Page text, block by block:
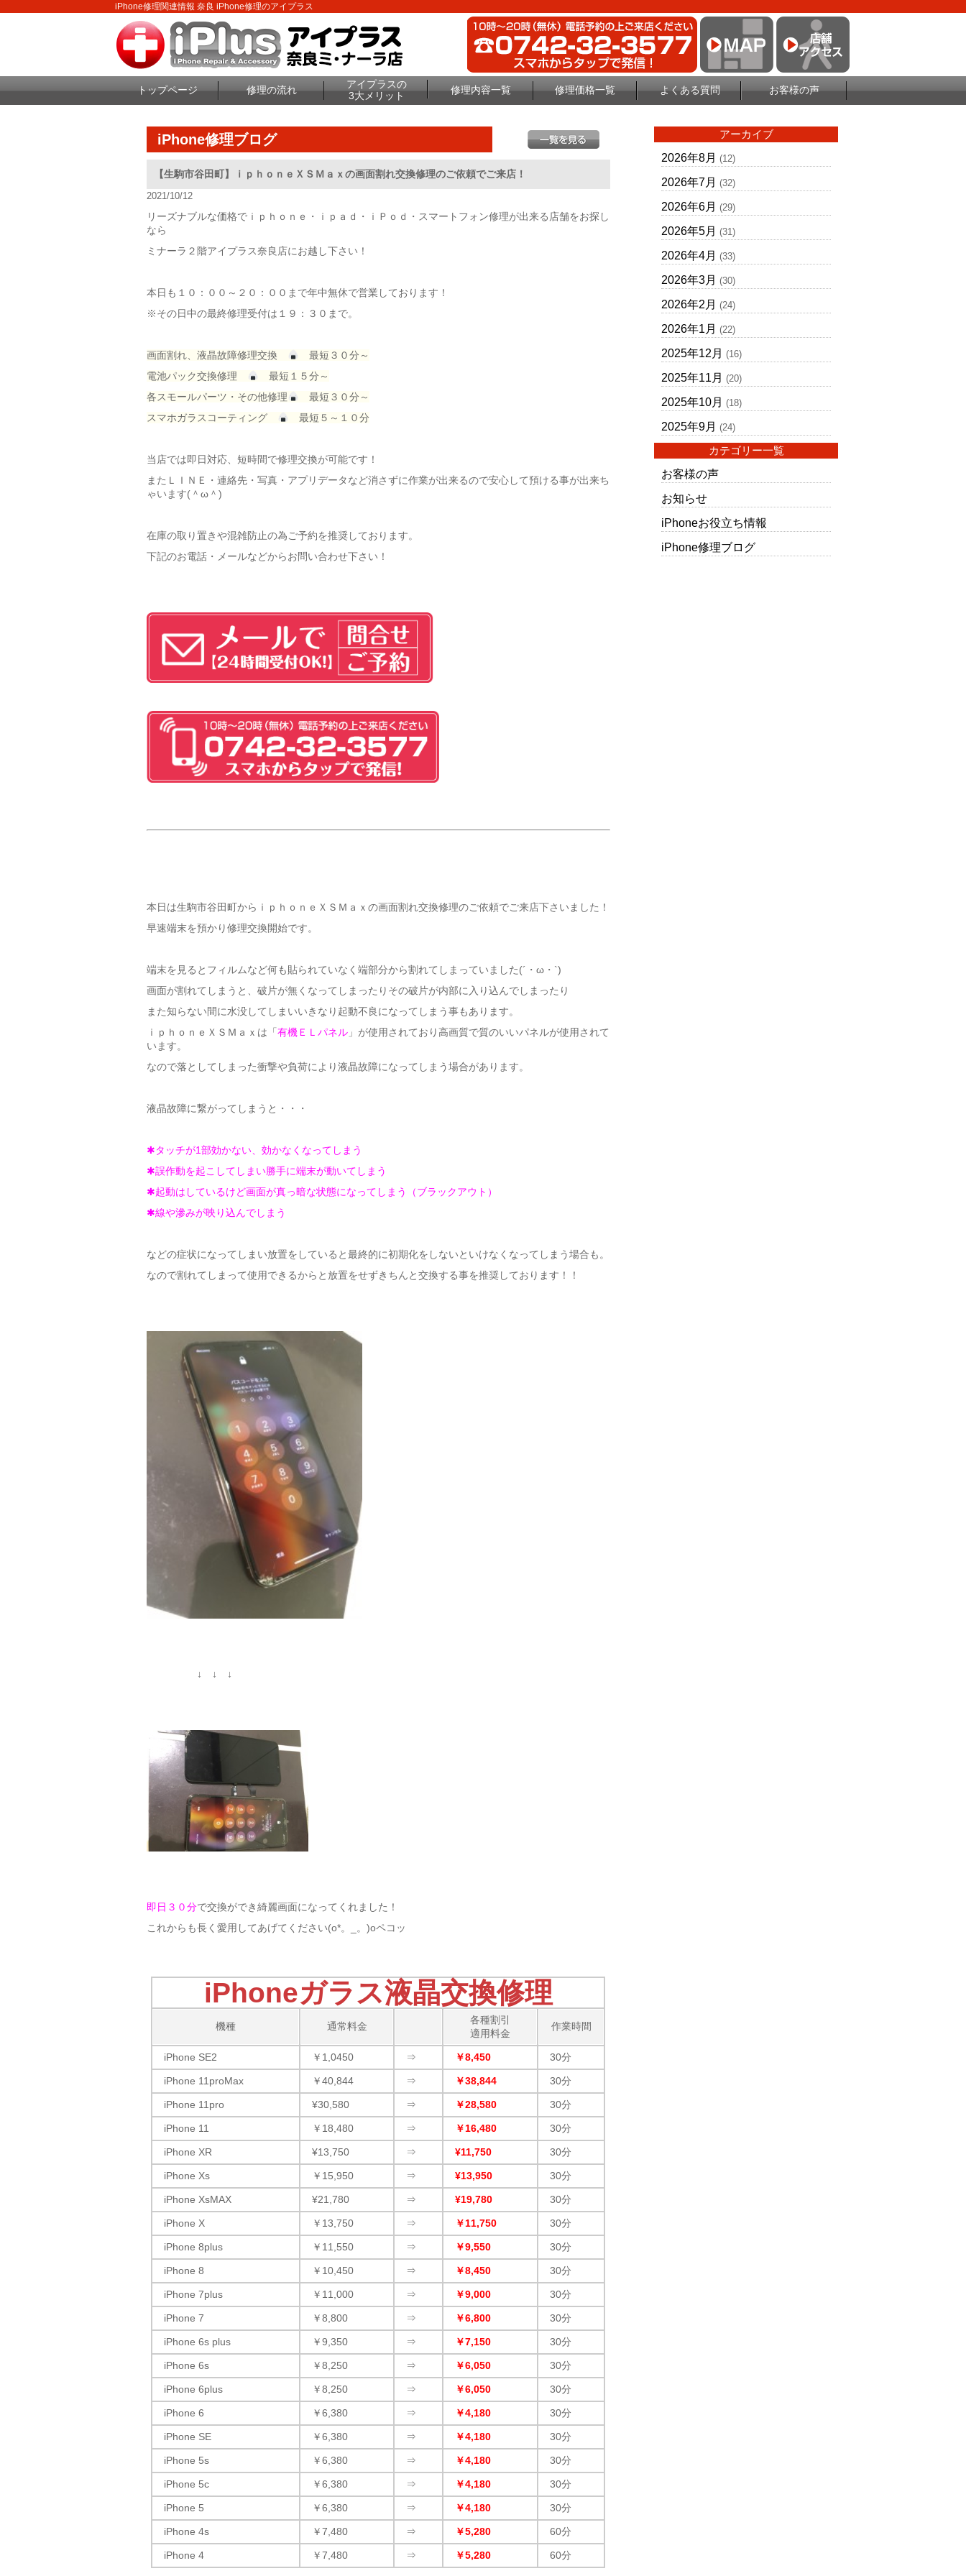
iPhone修理関連情報 奈良 iPhone修理のアイプラス
トップページ 修理の流れ
アイプラスの
3大メリット
修理内容一覧 修理価格一覧 よくある質問 お客様の声
iPhone修理ブログ
【生駒市谷田町】ｉｐｈｏｎｅＸＳＭａｘの画面割れ交換修理のご依頼でご来店！
2021/10/12
リーズナブルな価格でｉｐｈｏｎｅ・ｉｐａｄ・ｉＰｏｄ・スマートフォン修理が出来る店舗をお探し
なら
ミナーラ２階アイプラス奈良店にお越し下さい！
本日も１０：００～２０：００まで年中無休で営業しております！
※その日中の最終修理受付は１９：３０まで。
画面割れ、液晶故障修理交換
最短３０分～
電池パック交換修理
最短１５分～
各スモールパーツ・その他修理
最短３０分～
スマホガラスコーティング
最短５～１０分
当店では即日対応、短時間で修理交換が可能です！
またＬＩＮＥ・連絡先・写真・アプリデータなど消さずに作業が出来るので安心して預ける事が出来ち
ゃいます(＾ω＾)
在庫の取り置きや混雑防止の為ご予約を推奨しております。
下記のお電話・メールなどからお問い合わせ下さい！
本日は生駒市谷田町からｉｐｈｏｎｅＸＳＭａｘの画面割れ交換修理のご依頼でご来店下さいました！
早速端末を預かり修理交換開始です。
端末を見るとフィルムなど何も貼られていなく端部分から割れてしまっていました(´・ω・`)
画面が割れてしまうと、破片が無くなってしまったりその破片が内部に入り込んでしまったり
また知らない間に水没してしまいいきなり起動不良になってしまう事もあります。
ｉｐｈｏｎｅＸＳＭａｘは「 有機ＥＬパネル」が使用されており高画質で質のいいパネルが使用されて
います。
なので落としてしまった衝撃や負荷により液晶故障になってしまう場合があります。
液晶故障に繋がってしまうと・・・
✱タッチが1部効かない、効かなくなってしまう
✱誤作動を起こしてしまい勝手に端末が動いてしまう
✱起動はしているけど画面が真っ暗な状態になってしまう（ブラックアウト）
✱線や滲みが映り込んでしまう
などの症状になってしまい放置をしていると最終的に初期化をしないといけなくなってしまう場合も。
なので割れてしまって使用できるからと放置をせずきちんと交換する事を推奨しております！！
↓ ↓ ↓
即日３０分で交換ができ綺麗画面になってくれました！
これからも長く愛用してあげてください(o*。_。)oペコッ
iPhoneガラス液晶交換修理
機種 通常料金
各種割引
適用料金
作業時間
iPhone SE2 ￥1,0450 ⇒ ￥8,450 30分
iPhone 11proMax ￥40,844 ⇒ ￥38,844 30分
iPhone 11pro ¥30,580 ⇒ ￥28,580 30分
iPhone 11 ￥18,480 ⇒ ￥16,480 30分
iPhone XR ¥13,750 ⇒ ¥11,750 30分
iPhone Xs ￥15,950 ⇒ ¥13,950 30分
iPhone XsMAX ¥21,780 ⇒ ¥19,780 30分
iPhone X ￥13,750 ⇒ ￥11,750 30分
iPhone 8plus ￥11,550 ⇒ ￥9,550 30分
iPhone 8 ￥10,450 ⇒ ￥8,450 30分
iPhone 7plus ￥11,000 ⇒ ￥9,000 30分
iPhone 7 ￥8,800 ⇒ ￥6,800 30分
iPhone 6s plus ￥9,350 ⇒ ￥7,150 30分
iPhone 6s ￥8,250 ⇒ ￥6,050 30分
iPhone 6plus ￥8,250 ⇒ ￥6,050 30分
iPhone 6 ￥6,380 ⇒ ￥4,180 30分
iPhone SE ￥6,380 ⇒ ￥4,180 30分
iPhone 5s ￥6,380 ⇒ ￥4,180 30分
iPhone 5c ￥6,380 ⇒ ￥4,180 30分
iPhone 5 ￥6,380 ⇒ ￥4,180 30分
iPhone 4s ￥7,480 ⇒ ￥5,280 60分
iPhone 4 ￥7,480 ⇒ ￥5,280 60分
アーカイブ
2026年8月 (12)
2026年7月 (32)
2026年6月 (29)
2026年5月 (31)
2026年4月 (33)
2026年3月 (30)
2026年2月 (24)
2026年1月 (22)
2025年12月 (16)
2025年11月 (20)
2025年10月 (18)
2025年9月 (24)
カテゴリー一覧
お客様の声
お知らせ
iPhoneお役立ち情報
iPhone修理ブログ